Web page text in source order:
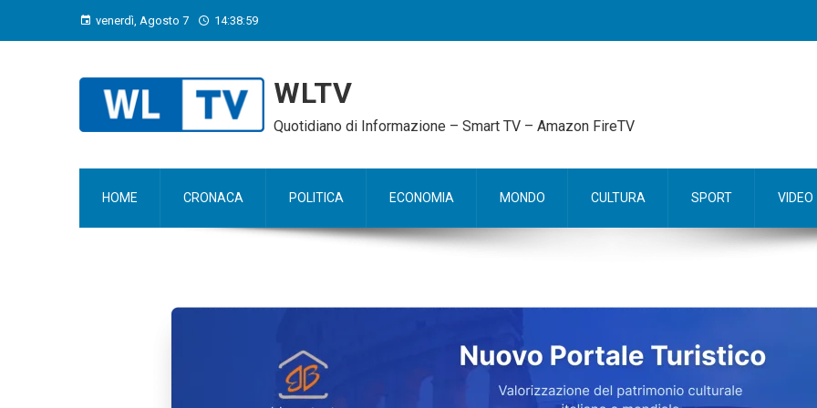
venerdì, Agosto 7 14:39:00
WLTV
Quotidiano di Informazione – Smart TV – Amazon FireTV
HOME CRONACA POLITICA ECONOMIA MONDO CULTURA SPORT VIDEO